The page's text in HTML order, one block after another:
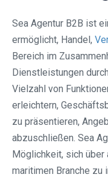
Sea Agentur B2B ist
ermöglicht, Handel,
Bereich im
Dienstleistungen
Vielzahl von
erleichtern,
zu präsentieren,
abzuschließen. Sea
Möglichkeit, sich
maritimen Branche zu